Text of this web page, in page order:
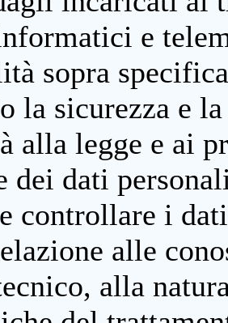
e
sopra
la sicurezza e
alla legge e ai
dei dati
controllare i
alle
alla